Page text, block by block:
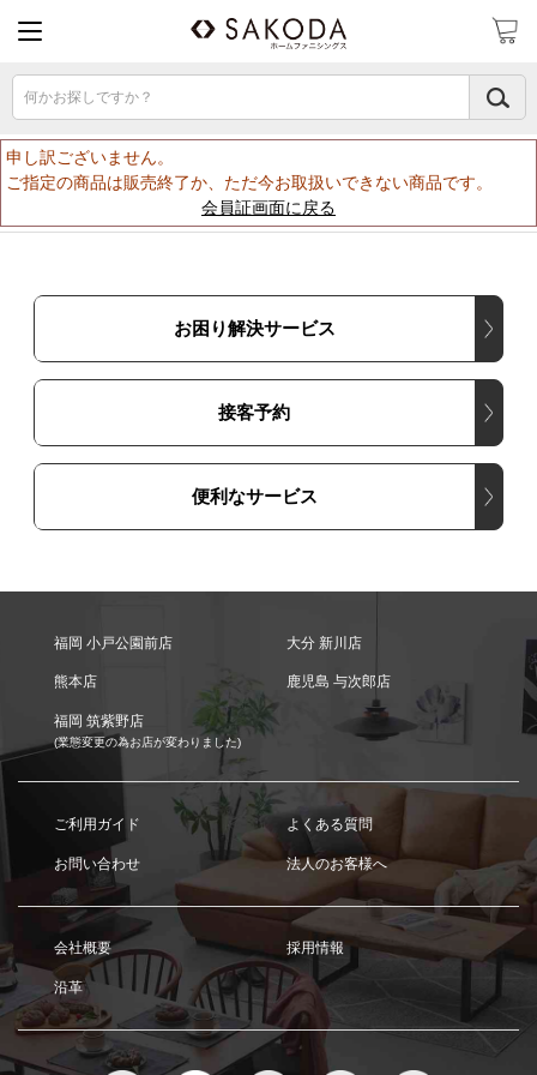
何かお探しですか？
申し訳ございません。
ご指定の商品は販売終了か、ただ今お取扱いできない商品です。
会員証画面に戻る
お困り解決サービス
接客予約
便利なサービス
福岡 小戸公園前店 大分 新川店
熊本店 鹿児島 与次郎店
福岡 筑紫野店
(業態変更の為お店が変わりました)
ご利用ガイド よくある質問
お問い合わせ 法人のお客様へ
会社概要 採用情報
沿革